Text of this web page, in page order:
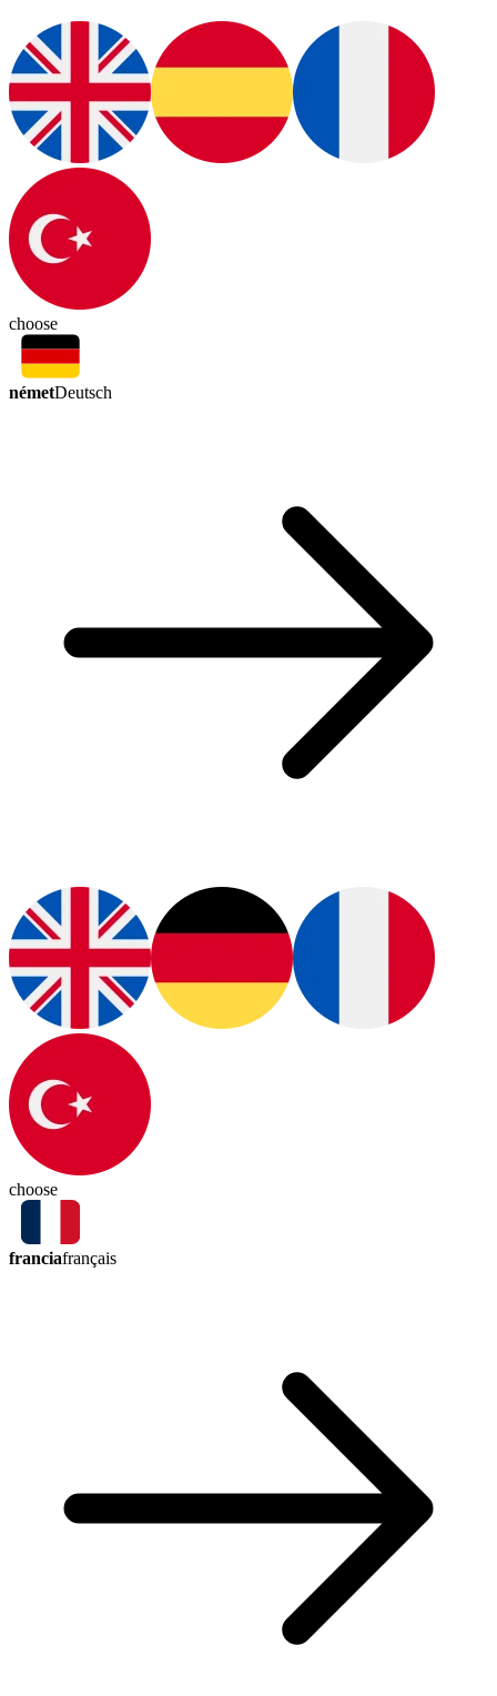
choose
németDeutsch
choose
franciafrançais